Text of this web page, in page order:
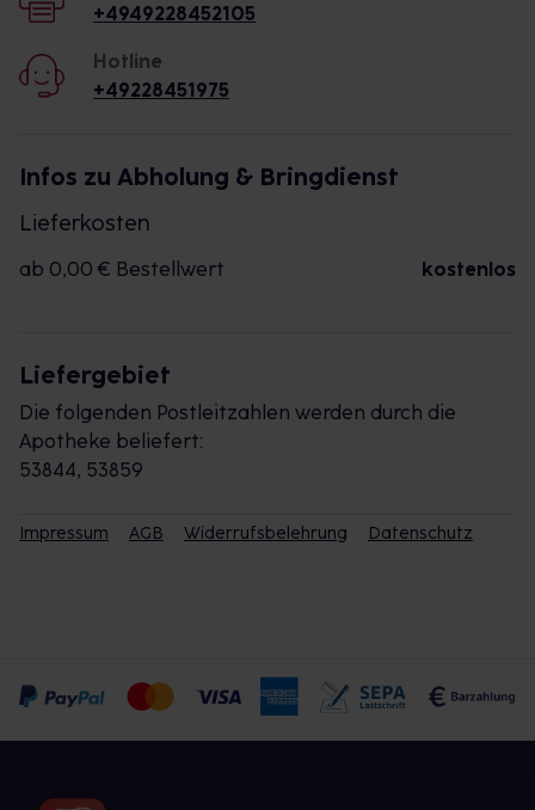
+4949228452105
Hotline
+49228451975
Infos zu Abholung & Bringdienst
Lieferkosten
ab 0,00 € Bestellwert kostenlos
Liefergebiet
Die folgenden Postleitzahlen werden durch die
Apotheke beliefert:
53844, 53859
Impressum AGB Widerrufsbelehrung Datenschutz